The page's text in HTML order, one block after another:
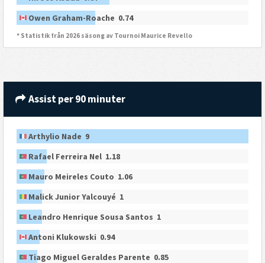
Owen Graham-Roache 0.74
* Statistik från 2026 säsong av Tournoi Maurice Revello
Assist per 90 minuter
Arthylio Nade 9
Rafael Ferreira Nel 1.18
Mauro Meireles Couto 1.06
Malick Junior Yalcouyé 1
Leandro Henrique Sousa Santos 1
Antoni Klukowski 0.94
Tiago Miguel Geraldes Parente 0.85